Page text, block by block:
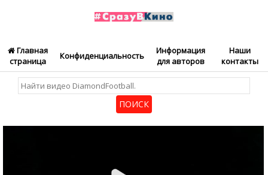
Главная
страница
Конфиденциальность
Информация
для авторов
Наши
контакты